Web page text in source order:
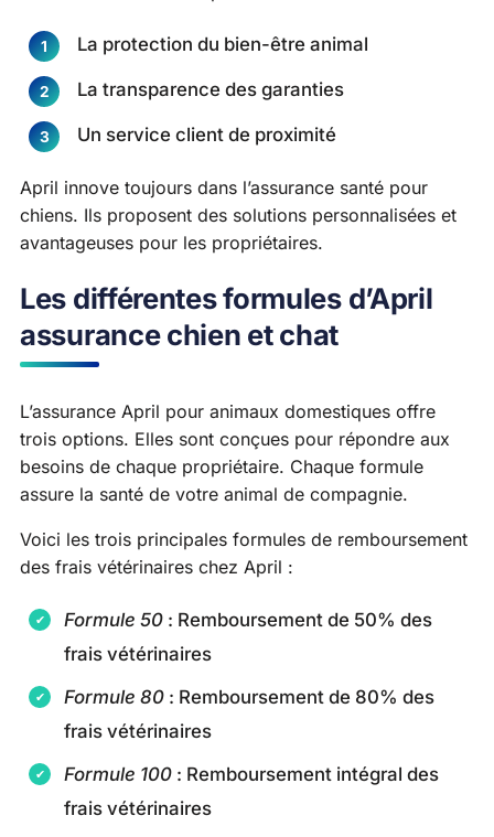
La protection du bien-être animal
La transparence des garanties
Un service client de proximité
April innove toujours dans l’assurance santé pour
chiens. Ils proposent des solutions personnalisées et
avantageuses pour les propriétaires.
Les différentes formules d’April
assurance chien et chat
L’assurance April pour animaux domestiques offre
trois options. Elles sont conçues pour répondre aux
besoins de chaque propriétaire. Chaque formule
assure la santé de votre animal de compagnie.
Voici les trois principales formules de remboursement
des frais vétérinaires chez April :
Formule 50 : Remboursement de 50% des
frais vétérinaires
Formule 80 : Remboursement de 80% des
frais vétérinaires
Formule 100 : Remboursement intégral des
frais vétérinaires